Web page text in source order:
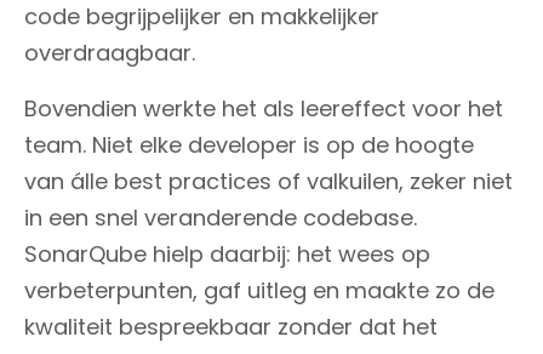
code begrijpelijker en makkelijker
overdraagbaar.
Bovendien werkte het als leereffect voor het
team. Niet elke developer is op de hoogte
van álle best practices of valkuilen, zeker niet
in een snel veranderende codebase.
SonarQube hielp daarbij: het wees op
verbeterpunten, gaf uitleg en maakte zo de
kwaliteit bespreekbaar zonder dat het